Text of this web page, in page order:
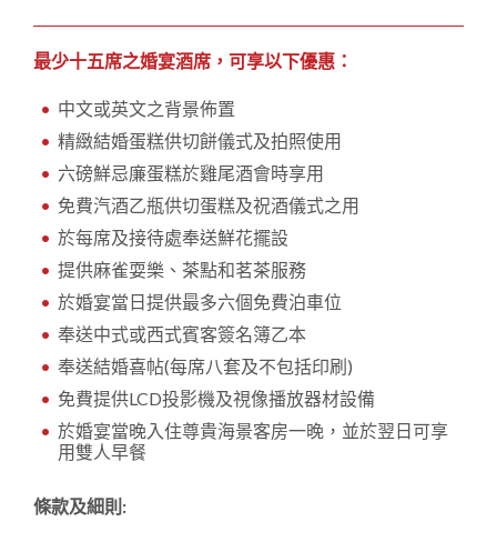
最少十五席之婚宴酒席，可享以下優惠：
中文或英文之背景佈置
精緻結婚蛋糕供切餅儀式及拍照使用
六磅鮮忌廉蛋糕於雞尾酒會時享用
免費汽酒乙瓶供切蛋糕及祝酒儀式之用
於每席及接待處奉送鮮花擺設
提供麻雀耍樂、茶點和茗茶服務
於婚宴當日提供最多六個免費泊車位
奉送中式或西式賓客簽名簿乙本
奉送結婚喜帖(每席八套及不包括印刷)
免費提供LCD投影機及視像播放器材設備
於婚宴當晚入住尊貴海景客房一晚，並於翌日可享
用雙人早餐
條款及細則: